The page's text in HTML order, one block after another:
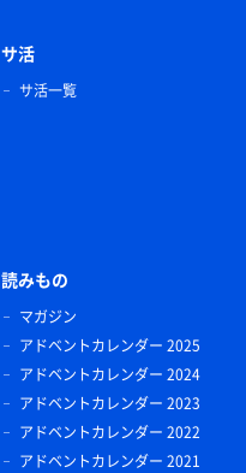
サ活
サ活一覧
読みもの
マガジン
アドベントカレンダー 2025
アドベントカレンダー 2024
アドベントカレンダー 2023
アドベントカレンダー 2022
アドベントカレンダー 2021